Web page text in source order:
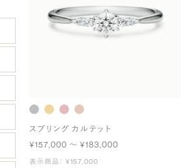
スプリング カルテット
¥157,000 〜 ¥183,000
表示商品： ¥157,000